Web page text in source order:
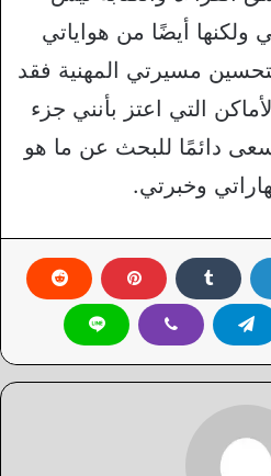
ولكنها أيضًا من هواياتي
مسيرتي المهنية فقد
التي اعتز بأنني جزء
دائمًا للبحث عن ما هو
وخبرتي.